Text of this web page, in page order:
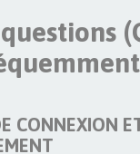
CONNEXION